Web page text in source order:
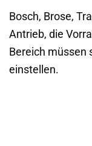
Bosch, Brose,
Antrieb, die
Bereich müssen
einstellen.